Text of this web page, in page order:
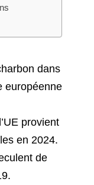
dans
européenne
provient
en 2024.
de